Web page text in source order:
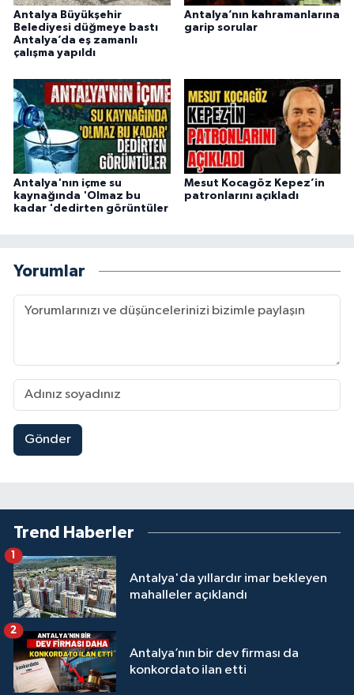
Antalya Büyükşehir
Belediyesi düğmeye bastı
Antalya’da eş zamanlı
çalışma yapıldı
Antalya’nın kahramanlarına
garip sorular
Antalya'nın içme su
kaynağında 'Olmaz bu
kadar 'dedirten görüntüler
Mesut Kocagöz Kepez’in
patronlarını açıkladı
Yorumlar
Gönder
Trend Haberler
Antalya'da yıllardır imar bekleyen
mahalleler açıklandı
1
Antalya’nın bir dev firması da
konkordato ilan etti
2